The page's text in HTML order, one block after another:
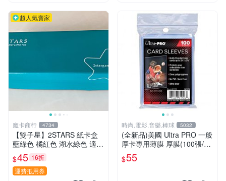
超人氣賣家
魔卡商行 4734
【雙子星】2STARS 紙卡盒
藍綠色 橘紅色 湖水綠色 適用
集換式卡牌 中華職棒球員卡
白條 長條 NBA MLB BBM CP
BL 球員卡
$45 16折
運費抵用券
時尚.電影.音樂.棒球 5032
(全新品)美國 Ultra PRO 一般
厚卡專用薄膜 厚膜(100張/包)
缺貨中,上次到貨日期:2023/9/
7已再到貨
$55